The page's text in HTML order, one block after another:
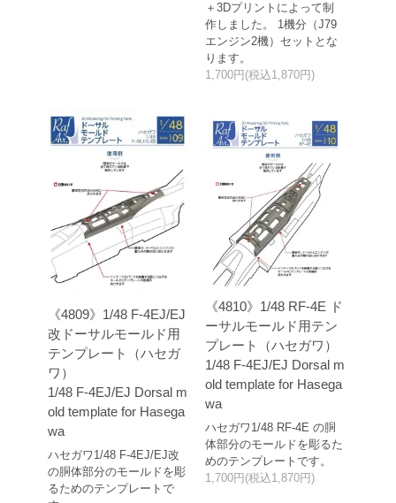
＋3Dプリントによって制
作しました。 1機分（J79
エンジン2機）セットとな
ります。
1,700円(税込1,870円)
《4809》1/48 F-4EJ/EJ
改ドーサルモールド用
テンプレート（ハセガ
ワ）
1/48 F-4EJ/EJ Dorsal m
old template for Hasega
wa
ハセガワ1/48 F-4EJ/EJ改
の胴体部分のモールドを彫
るためのテンプレートで
《4810》1/48 RF-4E ド
ーサルモールド用テン
プレート（ハセガワ）
1/48 F-4EJ/EJ Dorsal m
old template for Hasega
wa
ハセガワ1/48 RF-4E の胴
体部分のモールドを彫るた
めのテンプレートです。
1,700円(税込1,870円)